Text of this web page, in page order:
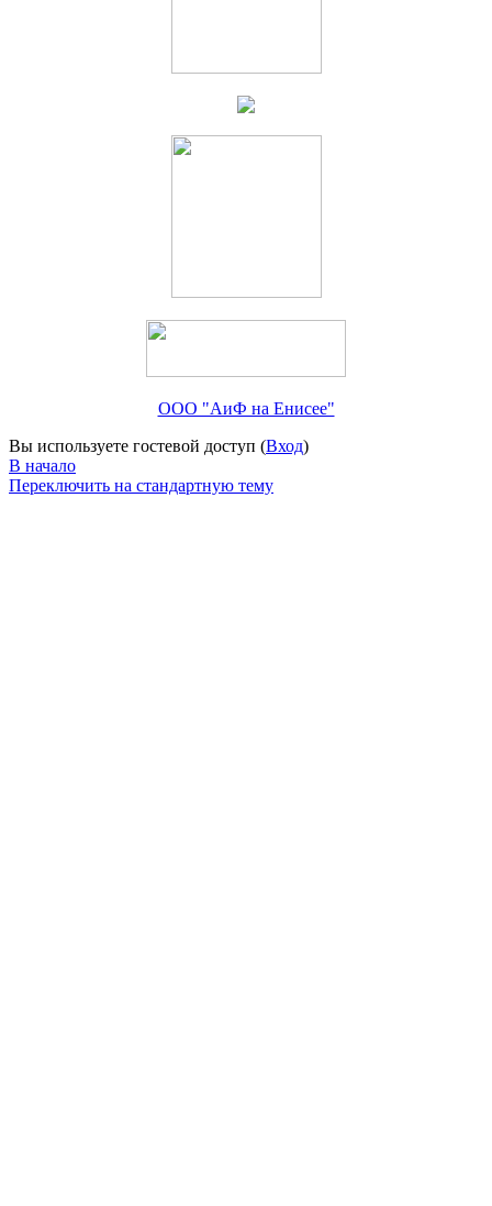
ООО "АиФ на Енисее"
Вы используете гостевой доступ (Вход)
В начало
Переключить на стандартную тему